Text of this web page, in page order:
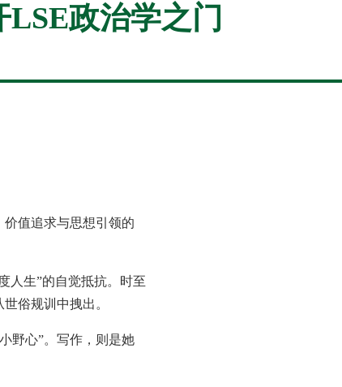
政治学之门
值追求与思想引领的
生”的自觉抵抗。时至
俗规训中拽出。
野心”。写作，则是她